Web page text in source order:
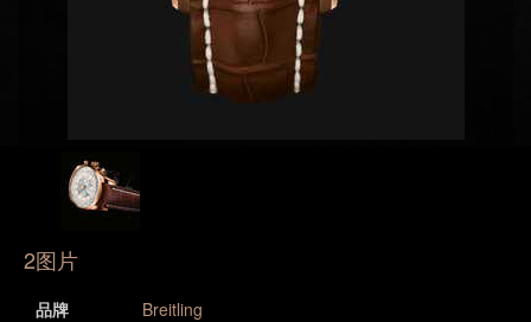
2图片
品牌
Breitling